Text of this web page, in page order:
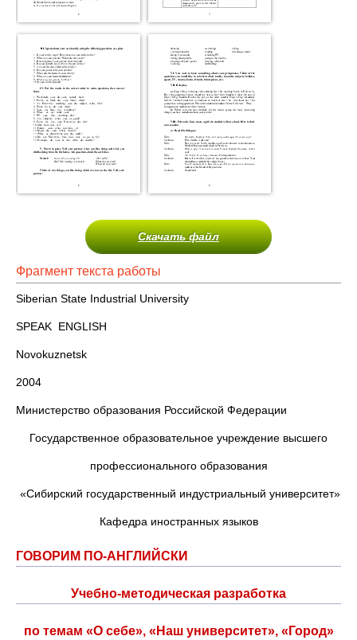
Скачать файл
Фрагмент текста работы
Siberian State Industrial University
SPEAK ENGLISH
Novokuznetsk
2004
Министерство образования Российской Федерации
Государственное образовательное учреждение высшего
профессионального образования
«Сибирский государственный индустриальный университет»
Кафедра иностранных языков
ГОВОРИМ ПО-АНГЛИЙСКИ
Учебно-методическая разработка
по темам «О себе», «Наш университет», «Город»